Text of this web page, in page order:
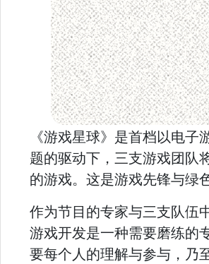
《游戏星球》是首档以电
题的驱动下，三支游戏团队
的游戏。这是游戏先锋与绿
作为节目的专家与三支队伍
游戏开发是一种需要磨练的
要每个人的理解与参与，乃